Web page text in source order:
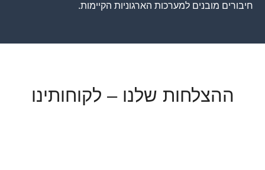
חיבורים מובנים למערכות הארגוניות הקיימות.
ההצלחות שלנו – לקוחותינו